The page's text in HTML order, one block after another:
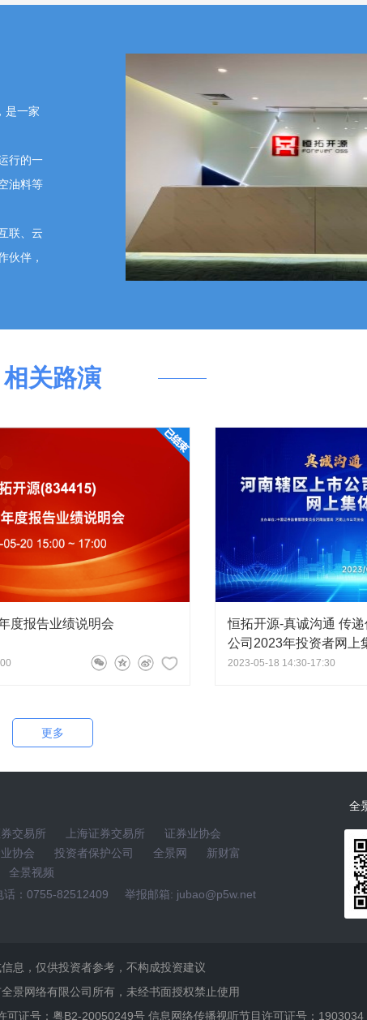
领域的技术创新型企业是哪家? 企
以公司官方公开披露的公
董事长牟轶
盖航空器卫星通导监设备、
款产品及解决方案。现阶段
助公司获得更多低空订单吗？
2026-05-18 16:33:12 董事长牟轶
能力沉淀，并持续打磨低空
础设施建设与场景应用逐步
拓展相关订单。
2026-05-18 16:29:36
心业务协同支撑：一、民航
空经济业务将成为公司重
升附加值；同时医疗健康业
2026-05-18 16:27:56 董事长牟轶
是一家
行的一
油料等
联、云
伙伴，
软件开
相关路演
度报告业绩说明会
恒拓开源-真诚沟通 传
公司2023年投资者网上
2023-05-18 14:30-17:30
更多
交易所 上海证券交易所
证券业协会
协会 投资者保护公司 全景网
新财富
全景视频
全
话：0755-82512409 举报邮箱: jubao@p5w.net
息，仅供投资者参考，不构成投资建议
景网络有限公司所有，未经书面授权禁止使用
证号：粤B2-20050249号 信息网络传播视听节目许可证号：1903034